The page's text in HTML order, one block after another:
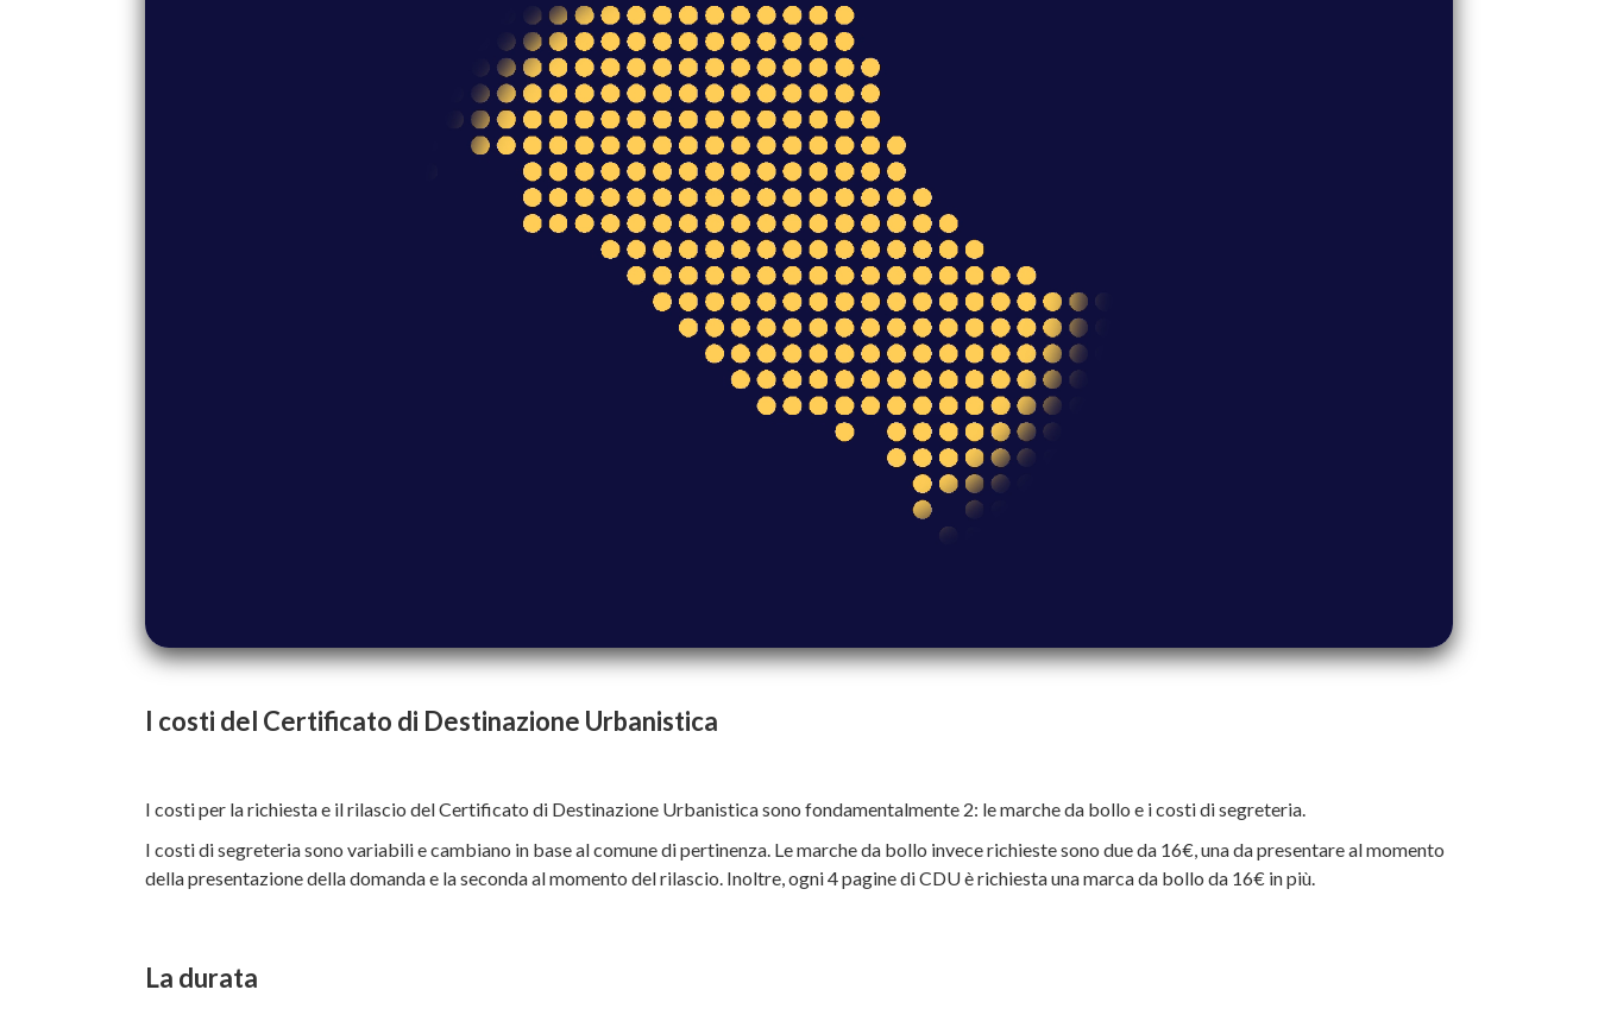
I costi del Certificato di Destinazione Urbanistica
I costi per la richiesta e il rilascio del Certificato di Destinazione Urbanistica sono fondamentalmente 2: le marche da bollo e i costi di segreteria.
I costi di segreteria sono variabili e cambiano in base al comune di pertinenza. Le marche da bollo invece richieste sono due da 16€, una da presentare al momento
della presentazione della domanda e la seconda al momento del rilascio. Inoltre, ogni 4 pagine di CDU è richiesta una marca da bollo da 16€ in più.
La durata